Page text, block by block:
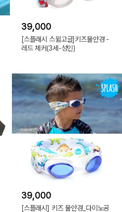
39,000
[스플래시 스윔고글]키즈물안경 -
레드 체커(3세-성인)
39,000
[스플래시] 키즈 물안경_다이노공